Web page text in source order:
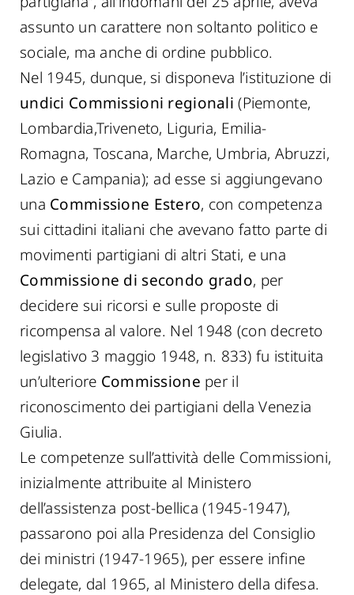
assunto un carattere non soltanto politico e
sociale, ma anche di ordine pubblico.
Nel 1945, dunque, si disponeva l’istituzione di
undici Commissioni regionali (Piemonte,
Lombardia,Triveneto, Liguria, Emilia-
Romagna, Toscana, Marche, Umbria, Abruzzi,
Lazio e Campania); ad esse si aggiungevano
una Commissione Estero, con competenza
sui cittadini italiani che avevano fatto parte di
movimenti partigiani di altri Stati, e una
Commissione di secondo grado, per
decidere sui ricorsi e sulle proposte di
ricompensa al valore. Nel 1948 (con decreto
legislativo 3 maggio 1948, n. 833) fu istituita
un’ulteriore Commissione per il
riconoscimento dei partigiani della Venezia
Giulia.
Le competenze sull’attività delle Commissioni,
inizialmente attribuite al Ministero
dell’assistenza post-bellica (1945-1947),
passarono poi alla Presidenza del Consiglio
dei ministri (1947-1965), per essere infine
delegate, dal 1965, al Ministero della difesa.